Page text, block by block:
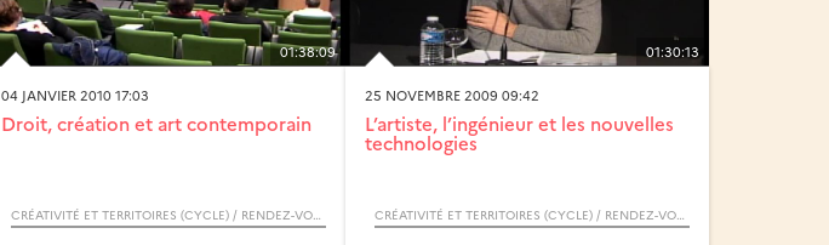
01:38:09
04 JANVIER 2010 17:03
Droit, création et art contemporain
CRÉATIVITÉ ET TERRITOIRES (CYCLE) / RENDEZ-VOUS D’ARCHIMÈDE
01:30:13
25 NOVEMBRE 2009 09:42
L’artiste, l’ingénieur et les nouvelles
technologies
CRÉATIVITÉ ET TERRITOIRES (CYCLE) / RENDEZ-VOUS D’ARCHIMÈDE